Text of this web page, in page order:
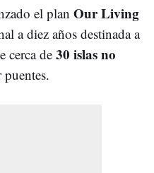
el plan Our Living
a diez años destinada a
cerca de 30 islas no